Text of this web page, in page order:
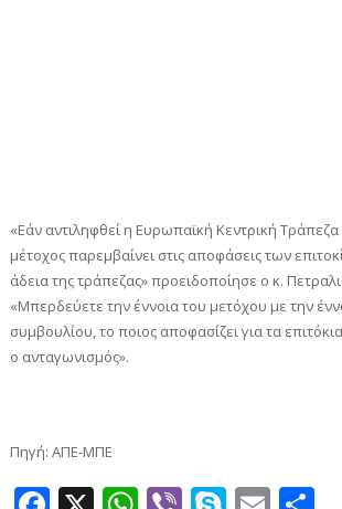
«Εάν αντιληφθεί η Ευρωπαϊκή Κεντρική Τράπεζα
μέτοχος παρεμβαίνει στις αποφάσεις των
άδεια της τράπεζας» προειδοποίησε ο κ.
«Μπερδεύετε την έννοια του μετόχου με την
συμβουλίου, το ποιος αποφασίζει για τα
ο ανταγωνισμός».
Πηγή: ΑΠΕ-ΜΠΕ